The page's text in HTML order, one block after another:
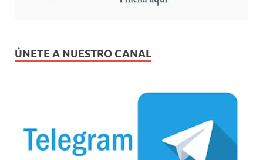
ÚNETE A NUESTRO CANAL